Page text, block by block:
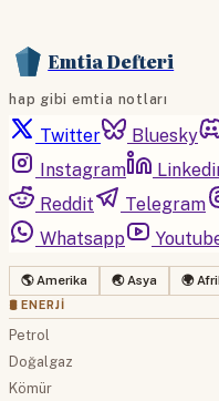
Emtia Defteri
hap gibi emtia notları
Twitter Bluesky
Instagram
Reddit
Telegram
Whatsapp
🌎 Amerika 🌏 Asya 🌍
🛢 ENERJI
Petrol
Doğalgaz
Kömür